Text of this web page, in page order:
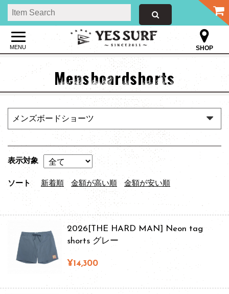
MENU SHOP
Mensboardshorts
表示対象
ソート 新着順 金額が高い順 金額が安い順
2026[THE HARD MAN] Neon tag
shorts グレー
¥14,300